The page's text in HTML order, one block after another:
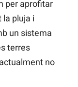
per aprofitar
la pluja i
un sistema
terres
no